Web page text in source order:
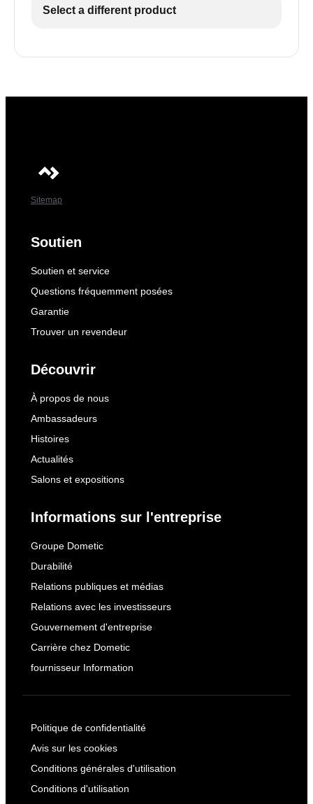
Select a different product
Sitemap
Soutien
Soutien et service
Questions fréquemment posées
Garantie
Trouver un revendeur
Découvrir
À propos de nous
Ambassadeurs
Histoires
Actualités
Salons et expositions
Informations sur l'entreprise
Groupe Dometic
Durabilité
Relations publiques et médias
Relations avec les investisseurs
Gouvernement d'entreprise
Carrière chez Dometic
fournisseur Information
Politique de confidentialité
Avis sur les cookies
Conditions générales d'utilisation
Conditions d'utilisation